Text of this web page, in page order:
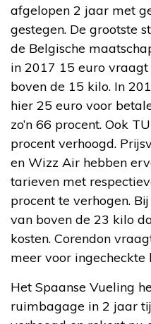
afgelopen 2 jaar met
gestegen. De grootste
de Belgische
in 2017 15 euro
boven de 15 kilo. In
hier 25 euro voor
zo’n 66 procent. Ook
procent verhoogd.
en Wizz Air hebben
tarieven met
procent te verhogen.
van boven de 23 kilo
kosten. Corendon
meer voor
Het Spaanse Vueling
ruimbagage in 2 jaar